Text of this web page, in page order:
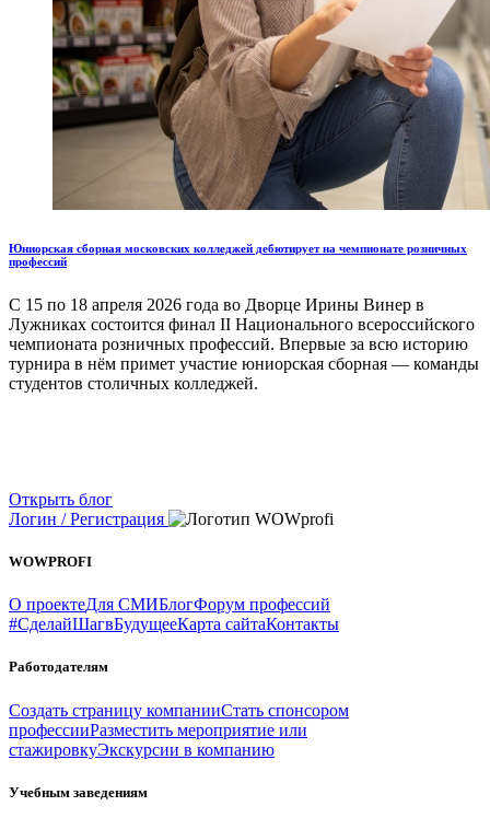
Юниорская сборная московских колледжей дебютирует на чемпионате розничных
профессий
С 15 по 18 апреля 2026 года во Дворце Ирины Винер в
Лужниках состоится финал II Национального всероссийского
чемпионата розничных профессий. Впервые за всю историю
турнира в нём примет участие юниорская сборная — команды
студентов столичных колледжей.
Открыть блог
Логин / Регистрация
WOWPROFI
О проектеДля СМИБлогФорум профессий
#СделайШагвБудущееКарта сайтаКонтакты
Работодателям
Создать страницу компанииСтать спонсором
профессииРазместить мероприятие или
стажировкуЭкскурсии в компанию
Учебным заведениям